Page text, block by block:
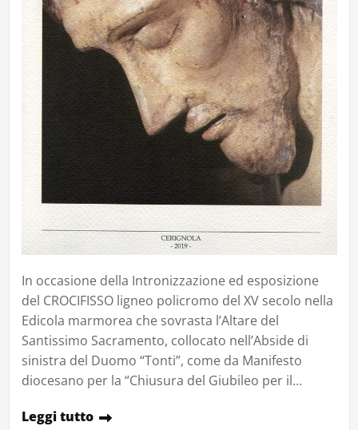
In occasione della Intronizzazione ed esposizione
del CROCIFISSO ligneo policromo del XV secolo nella
Edicola marmorea che sovrasta l’Altare del
Santissimo Sacramento, collocato nell’Abside di
sinistra del Duomo “Tonti”, come da Manifesto
diocesano per la “Chiusura del Giubileo per il…
Leggi tutto